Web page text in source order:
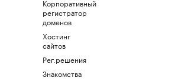
Корпоративный
регистратор
доменов
Хостинг
сайтов
Рег.решения
Знакомства